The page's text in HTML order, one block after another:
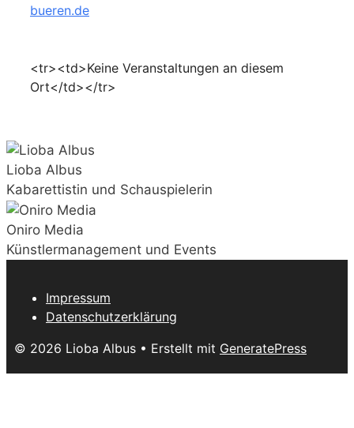
bueren.de
<tr><td>Keine Veranstaltungen an diesem
Ort</td></tr>
Lioba Albus
Kabarettistin und Schauspielerin
Oniro Media
Künstlermanagement und Events
Impressum
Datenschutzerklärung
© 2026 Lioba Albus • Erstellt mit GeneratePress